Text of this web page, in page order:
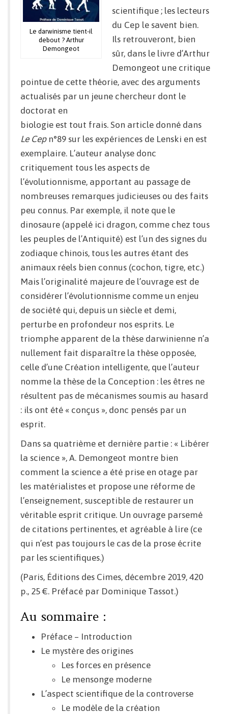
Le darwinisme tient-il
debout ? Arthur
Demongeot
scientifique ; les lecteurs
du Cep le savent bien.
Ils retrouveront, bien
sûr, dans le livre d’Arthur
Demongeot une critique
pointue de cette théorie, avec des arguments
actualisés par un jeune chercheur dont le
doctorat en
biologie est tout frais. Son article donné dans
Le Cepn°89 sur les expériences de Lenski en est
exemplaire. L’auteur analyse donc
critiquement tous les aspects de
l’évolutionnisme, apportant au passage de
nombreuses remarques judicieuses ou des faits
peu connus. Par exemple, il note que le
dinosaure (appelé ici dragon, comme chez tous
les peuples de l’Antiquité) est l’un des signes du
zodiaque chinois, tous les autres étant des
animaux réels bien connus (cochon, tigre, etc.)
Mais l’originalité majeure de l’ouvrage est de
considérer l’évolutionnisme comme un enjeu
de société qui, depuis un siècle et demi,
perturbe en profondeur nos esprits. Le
triomphe apparent de la thèse darwinienne n’a
nullement fait disparaître la thèse opposée,
celle d’une Création intelligente, que l’auteur
nomme la thèse de la Conception : les êtres ne
résultent pas de mécanismes soumis au hasard
: ils ont été « conçus », donc pensés par un
esprit.
Dans sa quatrième et dernière partie : « Libérer
la science », A. Demongeot montre bien
comment la science a été prise en otage par
les matérialistes et propose une réforme de
l’enseignement, susceptible de restaurer un
véritable esprit critique. Un ouvrage parsemé
de citations pertinentes, et agréable à lire (ce
qui n’est pas toujours le cas de la prose écrite
par les scientifiques.)
(Paris, Éditions des Cimes, décembre 2019, 420
p., 25 €. Préfacé par Dominique Tassot.)
Au sommaire :
Préface – Introduction
Le mystère des origines
Les forces en présence
Le mensonge moderne
L’aspect scientifique de la controverse
Le modèle de la création